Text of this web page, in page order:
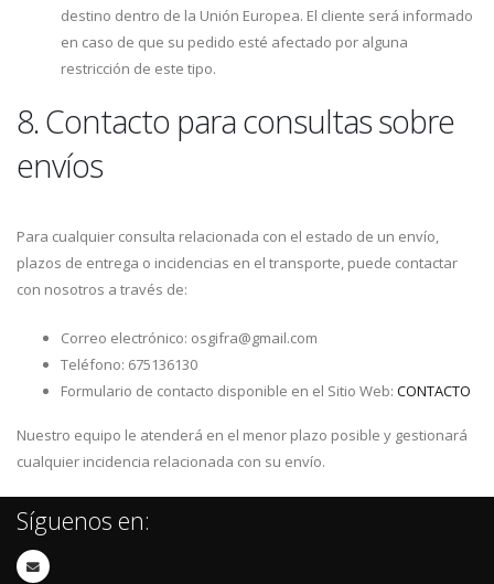
destino dentro de la Unión Europea. El cliente será informado
en caso de que su pedido esté afectado por alguna
restricción de este tipo.
8. Contacto para consultas sobre
envíos
Para cualquier consulta relacionada con el estado de un envío,
plazos de entrega o incidencias en el transporte, puede contactar
con nosotros a través de:
Correo electrónico: osgifra@gmail.com
Teléfono: 675136130
Formulario de contacto disponible en el Sitio Web: CONTACTO
Nuestro equipo le atenderá en el menor plazo posible y gestionará
cualquier incidencia relacionada con su envío.
Síguenos en: